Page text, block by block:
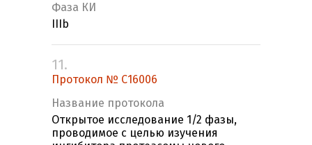
Фаза КИ
IIIb
11.
Протокол № С16006
Название протокола
Открытое исследование 1/2 фазы,
проводимое с целью изучения